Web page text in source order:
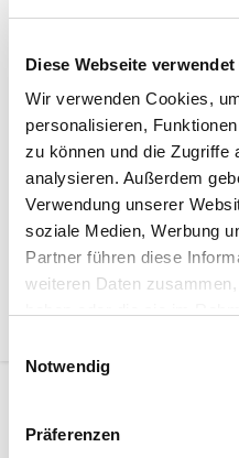
Diese Webseite
Wir verwenden Cookies,
personalisieren,
zu können und die Zugriffe
analysieren. Außerdem
Verwendung unserer
soziale Medien, Werbung
Partner führen diese
weiteren Daten
Notwendig
Präferenzen
Thomas Freund – Malerei/
Atelier:
Skjerner Str. 2,
936688
www.atelier-freund.de
Eigene Ausstellung:
Friedrichstadt